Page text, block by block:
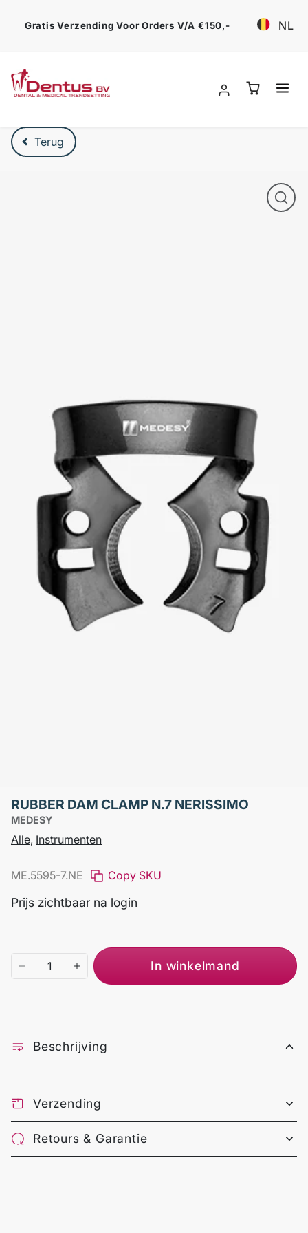
Gratis Verzending Voor Orders V/a €150,- NL
Verder naar product beschrijving
Terug
RUBBER DAM CLAMP N.7 NERISSIMO
MEDESY
Alle, Instrumenten
ME.5595-7.NE Copy SKU
Prijs zichtbaar na login
In winkelmand
Beschrijving
Verzending
Retours & Garantie